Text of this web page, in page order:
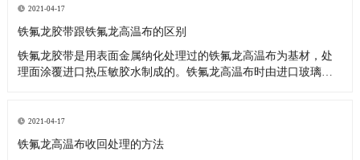
附，耐腐蚀和耐高温表面处理。它用于包装，热塑性塑料，复合
材料，密封和热封，电子
2021-04-17
铁氟龙胶带跟铁氟龙高温布的区别
铁氟龙胶带是用表面金属纳化处理过的铁氟龙高温布为基材，处
理面涂覆进口热压敏胶水制成的。铁氟龙高温布时由进口玻璃纤
性能是一样的，知识应用范围有区别而已。 铁氟龙胶带主要应
用： 1、各类高温
2021-04-17
铁氟龙高温布收回处理的方法